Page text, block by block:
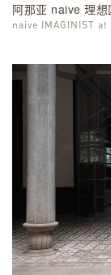
阿那亚 naive 理
naive IMAGINIST at